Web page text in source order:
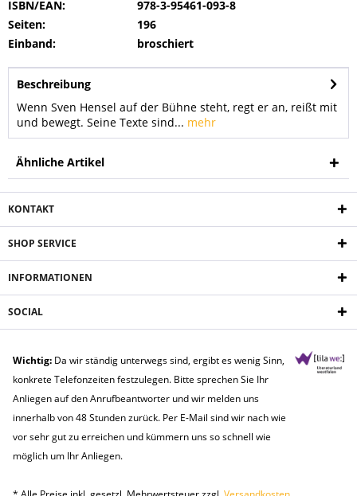
ISBN/EAN:
978-3-95461-093-8
Seiten:
196
Einband:
broschiert
Beschreibung
Wenn Sven Hensel auf der Bühne steht, regt er an, reißt mit
und bewegt. Seine Texte sind... mehr
Ähnliche Artikel
KONTAKT
SHOP SERVICE
INFORMATIONEN
SOCIAL
Wichtig: Da wir ständig unterwegs sind, ergibt es wenig Sinn,
konkrete Telefonzeiten festzulegen. Bitte sprechen Sie Ihr
Anliegen auf den Anrufbeantworter und wir melden uns
innerhalb von 48 Stunden zurück. Per E-Mail sind wir nach wie
vor sehr gut zu erreichen und kümmern uns so schnell wie
möglich um Ihr Anliegen.